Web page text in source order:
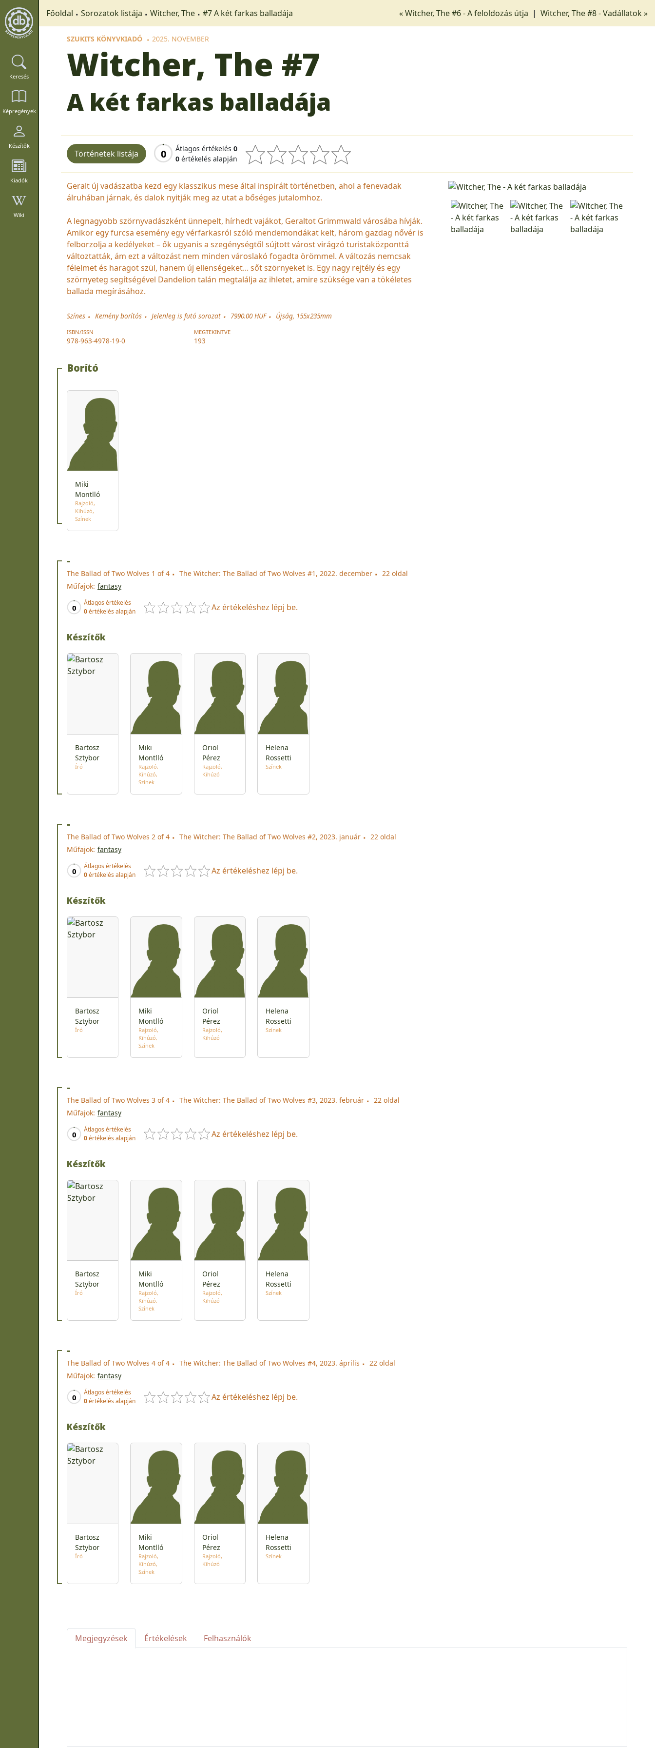
Keresés
Képregények
Készítők
Kiadók
Wiki
Főoldal Sorozatok listája Witcher, The #7 A két farkas balladája « Witcher, The #6 - A feloldozás útja | Witcher, The #8 - Vadállatok »
SZUKITS KÖNYVKIADÓ 2025. NOVEMBER
Witcher, The #7
A két farkas balladája
Történetek listája 0 Átlagos értékelés 0
0 értékelés alapján
Geralt új vadászatba kezd egy klasszikus mese által inspirált történetben, ahol a fenevadak
álruhában járnak, és dalok nyitják meg az utat a bőséges jutalomhoz.
A legnagyobb szörnyvadászként ünnepelt, hírhedt vajákot, Geraltot Grimmwald városába hívják.
Amikor egy furcsa esemény egy vérfarkasról szóló mendemondákat kelt, három gazdag nővér is
felborzolja a kedélyeket – ők ugyanis a szegénységtől sújtott várost virágzó turistaközponttá
változtatták, ám ezt a változást nem minden városlakó fogadta örömmel. A változás nemcsak
félelmet és haragot szül, hanem új ellenségeket... sőt szörnyeket is. Egy nagy rejtély és egy
szörnyeteg segítségével Dandelion talán megtalálja az ihletet, amire szüksége van a tökéletes
ballada megírásához.
Színes Kemény borítós Jelenleg is futó sorozat 7990.00 HUF Újság, 155x235mm
ISBN/ISSN
978-963-4978-19-0
MEGTEKINTVE
193
Borító
Miki
Montlló
Rajzoló
Kihúzó
Színek
-
The Ballad of Two Wolves 1 of 4 The Witcher: The Ballad of Two Wolves #1, 2022. december
22 oldal
Műfajok: fantasy
0
Átlagos értékelés
0értékelés alapján Az értékeléshez lépj be.
Készítők
Bartosz
Sztybor
Író
Miki
Montlló
Rajzoló
Kihúzó
Színek
Oriol
Pérez
Rajzoló
Kihúzó
Helena
Rossetti
Színek
-
The Ballad of Two Wolves 2 of 4 The Witcher: The Ballad of Two Wolves #2, 2023. január
22 oldal
Műfajok: fantasy
0
Átlagos értékelés
0értékelés alapján Az értékeléshez lépj be.
Készítők
Bartosz
Sztybor
Író
Miki
Montlló
Rajzoló
Kihúzó
Színek
Oriol
Pérez
Rajzoló
Kihúzó
Helena
Rossetti
Színek
-
The Ballad of Two Wolves 3 of 4 The Witcher: The Ballad of Two Wolves #3, 2023. február
22 oldal
Műfajok: fantasy
0
Átlagos értékelés
0értékelés alapján Az értékeléshez lépj be.
Készítők
Bartosz
Sztybor
Író
Miki
Montlló
Rajzoló
Kihúzó
Színek
Oriol
Pérez
Rajzoló
Kihúzó
Helena
Rossetti
Színek
-
The Ballad of Two Wolves 4 of 4 The Witcher: The Ballad of Two Wolves #4, 2023. április
22 oldal
Műfajok: fantasy
0
Átlagos értékelés
0értékelés alapján Az értékeléshez lépj be.
Készítők
Bartosz
Sztybor
Író
Miki
Montlló
Rajzoló
Kihúzó
Színek
Oriol
Pérez
Rajzoló
Kihúzó
Helena
Rossetti
Színek
Megjegyzések Értékelések Felhasználók